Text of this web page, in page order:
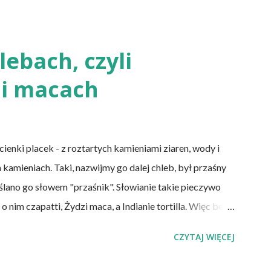
i jajka), osoby po 50 roku życia, niezależnie od
żołądka lub którym wycięto dolną część jelita
Inni, w tym np. osoby chorujące na cukrzycę, a także
czyli
macach
placek - z roztartych kamieniami ziaren, wody i
Taki, nazwijmy go dalej chleb, był przaśny
go słowem "przaśnik". Słowianie takie pieczywo
nim czapatti, Żydzi maca, a Indianie tortilla. Więc bez
ani drożdży, ani zakwasu. Świeże, przaśne
CZYTAJ WIĘCEJ